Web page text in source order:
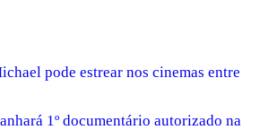
pode estrear nos cinemas entre
1º documentário autorizado na